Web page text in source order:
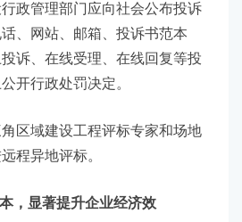
行政管理部门应向社会公布投诉
、网站、邮箱、投诉书范本
诉、在线受理、在线回复等投
开行政处罚决定。
角区域建设工程评标专家和场地
程异地评标。
，显著提升企业经济效